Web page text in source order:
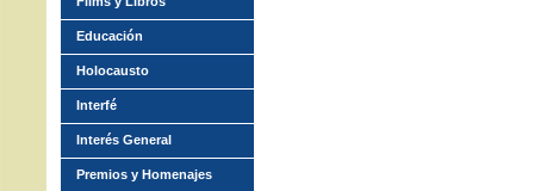
Educación
Holocausto
Interfé
Interés General
Premios y Homenajes